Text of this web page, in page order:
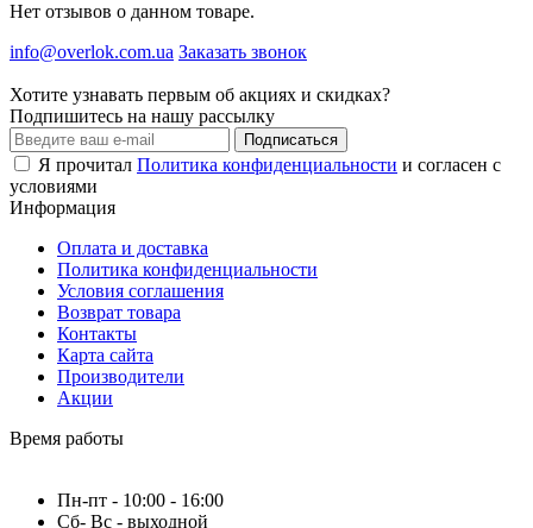
Нет отзывов о данном товаре.
info@overlok.com.ua Заказать звонок
Хотите узнавать первым об акциях и скидках?
Подпишитесь на нашу рассылку
Подписаться
Я прочитал Политика конфиденциальности и согласен с
условиями
Информация
Оплата и доставка
Политика конфиденциальности
Условия соглашения
Возврат товара
Контакты
Карта сайта
Производители
Акции
Время работы
Пн-пт - 10:00 - 16:00
Сб- Вс - выходной